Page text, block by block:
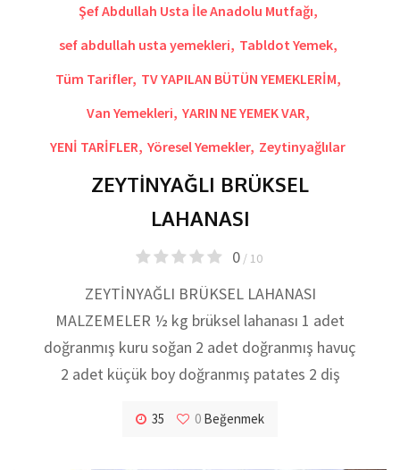
Şef Abdullah Usta İle Anadolu Mutfağı,
sef abdullah usta yemekleri, Tabldot Yemek,
Tüm Tarifler, TV YAPILAN BÜTÜN YEMEKLERİM,
Van Yemekleri, YARIN NE YEMEK VAR,
YENİ TARİFLER, Yöresel Yemekler, Zeytinyağlılar
ZEYTİNYAĞLI BRÜKSEL
LAHANASI
0/ 10
ZEYTİNYAĞLI BRÜKSEL LAHANASI
MALZEMELER ½ kg brüksel lahanası 1 adet
doğranmış kuru soğan 2 adet doğranmış havuç
2 adet küçük boy doğranmış patates 2 diş
35 0 Beğenmek